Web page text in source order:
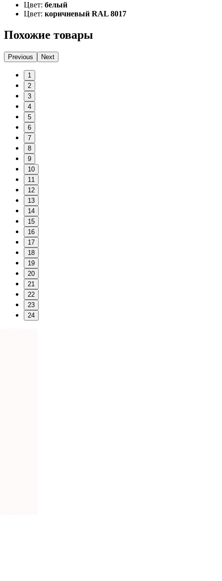
Цвет: белый
Цвет: коричневый RAL 8017
Похожие товары
Previous Next
1
2
3
4
5
6
7
8
9
10
11
12
13
14
15
16
17
18
19
20
21
22
23
24